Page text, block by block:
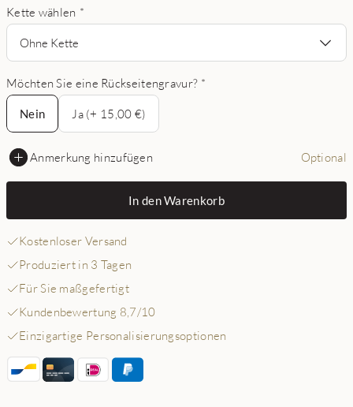
Kette wählen *
Ohne Kette
Möchten Sie eine Rückseitengravur? *
Nein
Nein
Ja (+ 15,00 €)
Anmerkung hinzufügen Optional
In den Warenkorb
Kostenloser Versand
Produziert in 3 Tagen
Für Sie maßgefertigt
Kundenbewertung 8,7/10
Einzigartige Personalisierungsoptionen